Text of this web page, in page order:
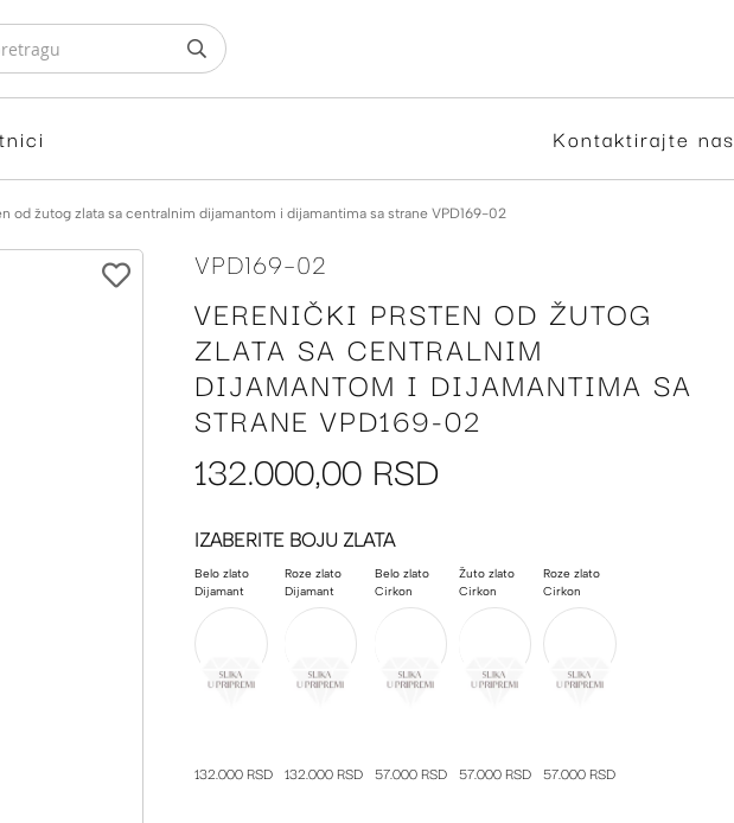
Kontaktirajte nas
od žutog zlata sa centralnim dijamantom i dijamantima sa strane VPD169-02
VERENIČKI PRSTEN OD ŽUTOG
ZLATA SA CENTRALNIM
DIJAMANTOM I DIJAMANTIMA SA
STRANE VPD169-02
VPD169-02
132.000,00 RSD
IZABERITE BOJU ZLATA
Belo zlato
Dijamant
132.000 RSD
Roze zlato
Dijamant
132.000 RSD
Belo zlato
Cirkon
57.000 RSD
Žuto zlato
Cirkon
57.000 RSD
Roze zlato
Cirkon
57.000 RSD